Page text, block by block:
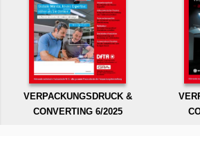
VERPACKUNGSDRUCK &
CONVERTING 6/2025